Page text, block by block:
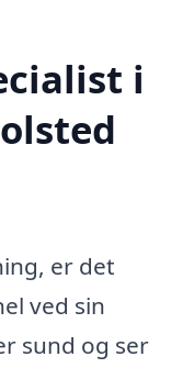
i
er det
ved sin
sund og ser